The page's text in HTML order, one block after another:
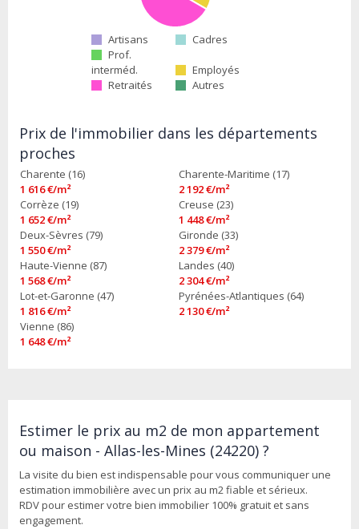
Artisans
Cadres
Prof.
interméd.
Employés
Retraités
Autres
Prix de l'immobilier dans les départements
proches
Charente (16)
1 616 €/m²
Charente-Maritime (17)
2 192 €/m²
Corrèze (19)
1 652 €/m²
Creuse (23)
1 448 €/m²
Deux-Sèvres (79)
1 550 €/m²
Gironde (33)
2 379 €/m²
Haute-Vienne (87)
1 568 €/m²
Landes (40)
2 304 €/m²
Lot-et-Garonne (47)
1 816 €/m²
Pyrénées-Atlantiques (64)
2 130 €/m²
Vienne (86)
1 648 €/m²
Estimer le prix au m2 de mon appartement
ou maison - Allas-les-Mines (24220) ?
La visite du bien est indispensable pour vous communiquer une
estimation immobilière avec un prix au m2 fiable et sérieux.
RDV pour estimer votre bien immobilier 100% gratuit et sans
engagement.